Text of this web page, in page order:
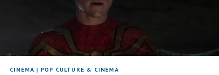
CINEMA | POP CULTURE & CINEMA